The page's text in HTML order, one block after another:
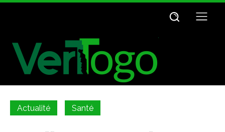
Actualité Santé